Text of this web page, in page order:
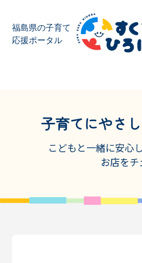
子育てにやさ
こどもと一緒に安心
お店をチ